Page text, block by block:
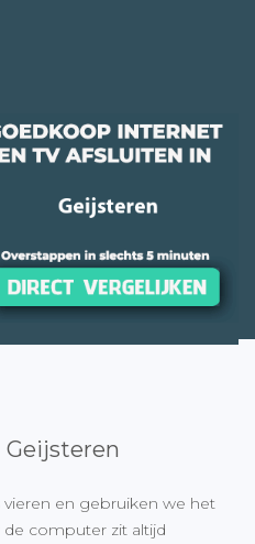
vieren en gebruiken we het
computer zit altijd